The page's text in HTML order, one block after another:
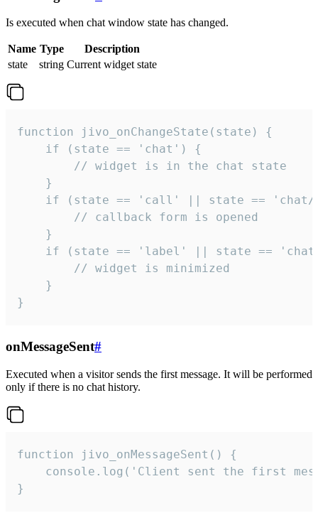
Is executed when chat window state has changed.
Name Type
Description
state
string Current widget state
function jivo_onChangeState(state) {
    if (state == 'chat') {
        // widget is in the chat state
    }
if (state == 'call' || state ==
        // callback form is opened
    }
if (state == 'label' || state ==
        // widget is minimized
    }
}
onMessageSent#
Executed when a visitor sends the first message. It will be performed
only if there is no chat history.
function jivo_onMessageSent() {
console.log('Client sent the first
}